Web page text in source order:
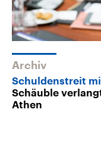
Archiv
Schuldenstreit
Schäuble
Athen